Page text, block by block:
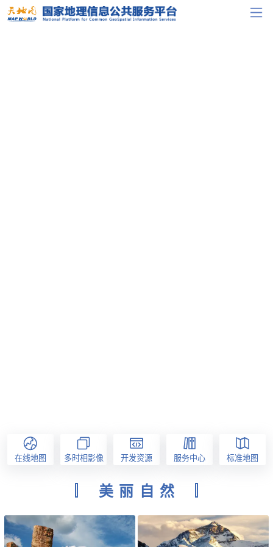
在线地图 多时相影像 开发资源 服务中心 标准地图
美丽自然